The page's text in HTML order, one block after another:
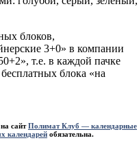
блоков,
3+0» в компании
т.е. в каждой пачке
блока «на
сайтПолимат Клуб — календарные
календарей обязательна.